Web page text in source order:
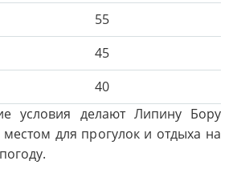
55
45
40
условия делают Липину Бору
для прогулок и отдыха на